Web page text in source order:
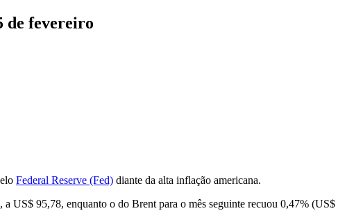
de fevereiro
Federal Reserve (Fed) diante da alta inflação americana.
US$ 95,78, enquanto o do Brent para o mês seguinte recuou 0,47% (US$